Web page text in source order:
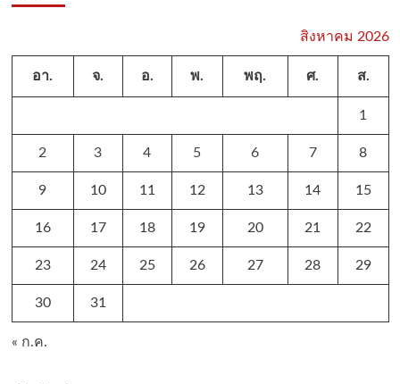
สิงหาคม 2026
อา. จ. อ. พ. พฤ. ศ. ส.
1
2 3 4 5 6 7 8
9 10 11 12 13 14 15
16 17 18 19 20 21 22
23 24 25 26 27 28 29
30 31
« ก.ค.